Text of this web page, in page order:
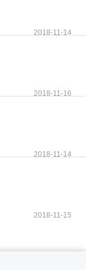
2018-11-14
2018-11-16
2018-11-14
2018-11-15